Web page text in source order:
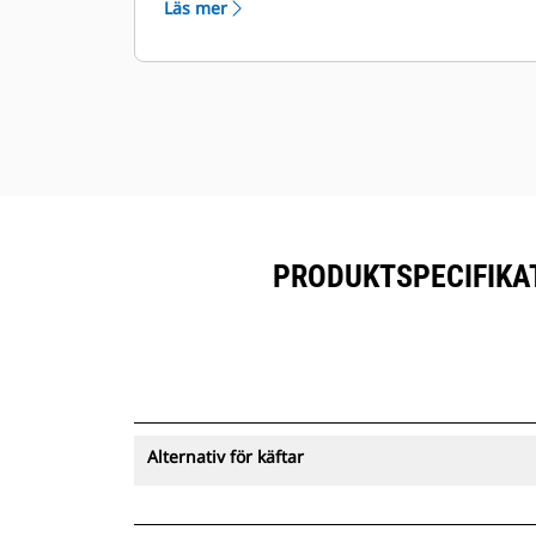
Minimera driftstoppen med
Läs mer
Alternativ för käftar